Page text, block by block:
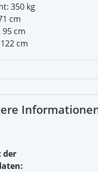
350 kg
cm
95 cm
cm
der